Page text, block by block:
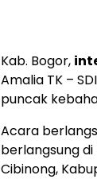
Kab. Bogor,
Amalia TK –
puncak
Acara
berlangsung
Cibinong,